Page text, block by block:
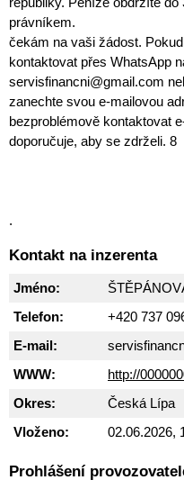
právníkem.
čekám na vaši žádost.
kontaktovat přes WhatsApp
servisfinancni@gmail.com
zanechte svou e-mailovou
bezproblémově kontaktovat
doporučuje, aby se zdrželi. 8
.
Kontakt na inzerenta
Jméno:
Telefon:
+420 737
E-mail:
WWW:
http://
Okres:
Česká Lípa
Vloženo:
02.06.2026,
Prohlášení